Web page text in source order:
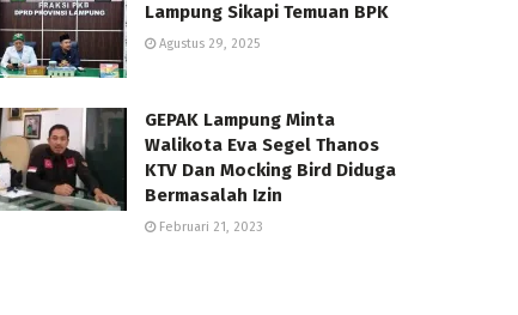
Lampung Sikapi Temuan BPK
Agustus 29, 2025
GEPAK Lampung Minta
Walikota Eva Segel Thanos
KTV Dan Mocking Bird Diduga
Bermasalah Izin
Februari 21, 2023